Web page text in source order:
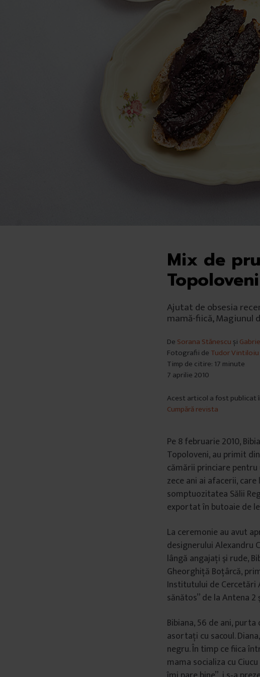
Mix de
Topoloveni
Ajutat de obsesia
mamă-fiică, Magiunul
De Sorana Stănescu și
Fotografii de Tudor Vintiloiu
Timp de citire: 17 minute
7 aprilie 2010
Acest articol a fost publicat
Cumpără revista
Pe 8 februarie 2010,
Topoloveni, au primit
cămării princiare
zece ani ai afacerii,
somptuozitatea Sălii
exportat în butoaie de
La ceremonie au avut
designerului Alexandru
lângă angajaţi şi rude,
Gheorghiţă Boţârcă,
Institutului de Cercetări
sănătos” de la Antena
Bibiana, 56 de ani,
asortaţi cu sacoul.
negru. În timp ce fiica
mama socializa cu